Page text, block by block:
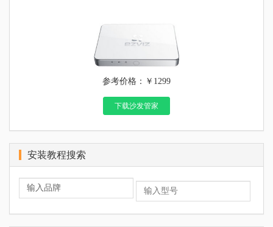
参考价格：￥1299
下载沙发管家
安装教程搜索